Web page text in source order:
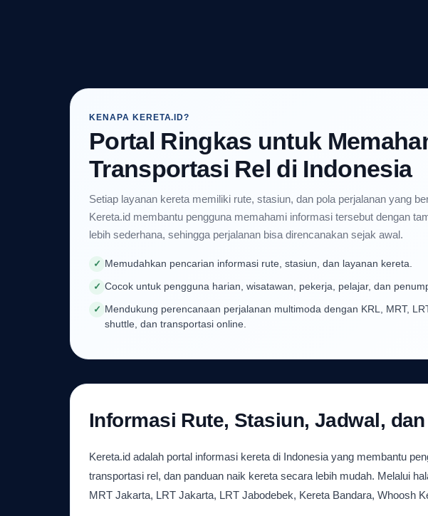
KENAPA KERETA.ID?
Portal Ringkas untuk
Transportasi Rel di Indonesia
Setiap layanan kereta memiliki rute, stasiun, dan pola perjalanan yang
Kereta.id membantu pengguna memahami informasi tersebut dengan
lebih sederhana, sehingga perjalanan bisa direncanakan sejak awal.
✓ Memudahkan pencarian informasi rute, stasiun, dan layanan kereta.
✓ Cocok untuk pengguna harian, wisatawan, pekerja, pelajar, dan
✓ Mendukung perencanaan perjalanan multimoda dengan KRL, MRT,
shuttle, dan transportasi online.
Informasi Rute, Stasiun, Jadwal,
Kereta.id adalah portal informasi kereta di Indonesia yang membantu
transportasi rel, dan panduan naik kereta secara lebih mudah. Melalui
MRT Jakarta, LRT Jakarta, LRT Jabodebek, Kereta Bandara, Whoosh